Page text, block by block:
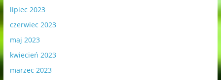
lipiec 2023
czerwiec 2023
maj 2023
kwiecień 2023
marzec 2023